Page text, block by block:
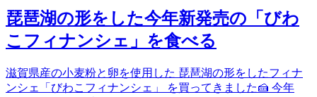
琵琶湖の形をした今年新発売の「びわ
こフィナンシェ」を食べる
滋賀県産の小麦粉と卵を使用した 琵琶湖の形をしたフィナ
ンシェ「びわこフィナンシェ」 を買ってきました🍰 今年